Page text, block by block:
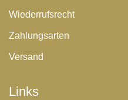
Wiederrufsrecht
Zahlungsarten
Versand
Links